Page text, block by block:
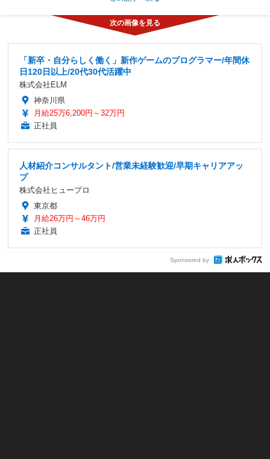
「新卒・自分らしく働く」新作ゲームのプログラマー/年間休
日120日以上/20代30代活躍中
株式会社ELM
神奈川県
月給25万6,200円～32万円
正社員
人材紹介コンサルタント/営業未経験歓迎/早期キャリアアッ
プ
株式会社ヒュープロ
東京都
月給26万円～46万円
正社員
Sponsored by